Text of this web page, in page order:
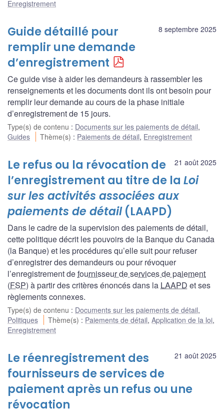
Enregistrement
8 septembre 2025
Guide détaillé pour
remplir une demande
d’enregistrement
Ce guide vise à aider les demandeurs à rassembler les
renseignements et les documents dont ils ont besoin pour
remplir leur demande au cours de la phase initiale
d’enregistrement de 15 jours.
Type(s) de contenu : Documents sur les paiements de détail,
Guides
Thème(s) : Paiements de détail, Enregistrement
21 août 2025
Le refus ou la révocation de
l’enregistrement au titre de la Loi
sur les activités associées aux
paiements de détail(LAAPD)
Dans le cadre de la supervision des paiements de détail,
cette politique décrit les pouvoirs de la Banque du Canada
(la Banque) et les procédures qu’elle suit pour refuser
d’enregistrer des demandeurs ou pour révoquer
l’enregistrement defournisseur de services de paiement
(FSP) à partir des critères énoncés dans la LAAPD et ses
règlements connexes.
Type(s) de contenu : Documents sur les paiements de détail,
Politiques
Thème(s) : Paiements de détail,Application de la loi,
Enregistrement
21 août 2025
Le réenregistrement des
fournisseurs de services de
paiement après un refus ou une
révocation